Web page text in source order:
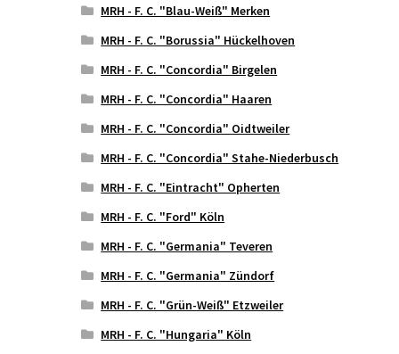
MRH - F. C. "Blau-Weiß" Merken
MRH - F. C. "Borussia" Hückelhoven
MRH - F. C. "Concordia" Birgelen
MRH - F. C. "Concordia" Haaren
MRH - F. C. "Concordia" Oidtweiler
MRH - F. C. "Concordia" Stahe-Niederbusch
MRH - F. C. "Eintracht" Opherten
MRH - F. C. "Ford" Köln
MRH - F. C. "Germania" Teveren
MRH - F. C. "Germania" Zündorf
MRH - F. C. "Grün-Weiß" Etzweiler
MRH - F. C. "Hungaria" Köln